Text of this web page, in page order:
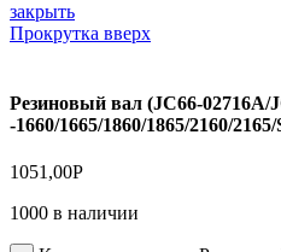
закрыть
Прокрутка вверх
Резиновый вал (JC66-02716A/
-1660/1665/1860/1865/2160/
1051,00Р
1000 в наличии